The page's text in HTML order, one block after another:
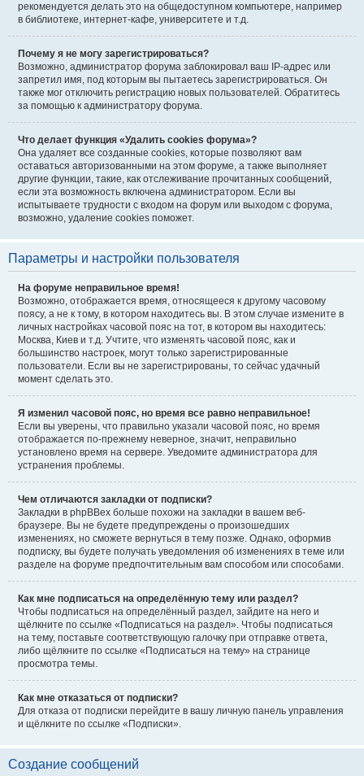
рекомендуется делать это на общедоступном компьютере, например
в библиотеке, интернет-кафе, университете и т.д.
Почему я не могу зарегистрироваться?
Возможно, администратор форума заблокировал ваш IP-адрес или
запретил имя, под которым вы пытаетесь зарегистрироваться. Он
также мог отключить регистрацию новых пользователей. Обратитесь
за помощью к администратору форума.
Что делает функция «Удалить cookies форума»?
Она удаляет все созданные cookies, которые позволяют вам
оставаться авторизованными на этом форуме, а также выполняет
другие функции, такие, как отслеживание прочитанных сообщений,
если эта возможность включена администратором. Если вы
испытываете трудности с входом на форум или выходом с форума,
возможно, удаление cookies поможет.
Параметры и настройки пользователя
На форуме неправильное время!
Возможно, отображается время, относящееся к другому часовому
поясу, а не к тому, в котором находитесь вы. В этом случае измените в
личных настройках часовой пояс на тот, в котором вы находитесь:
Москва, Киев и т.д. Учтите, что изменять часовой пояс, как и
большинство настроек, могут только зарегистрированные
пользователи. Если вы не зарегистрированы, то сейчас удачный
момент сделать это.
Я изменил часовой пояс, но время все равно неправильное!
Если вы уверены, что правильно указали часовой пояс, но время
отображается по-прежнему неверное, значит, неправильно
установлено время на сервере. Уведомите администратора для
устранения проблемы.
Чем отличаются закладки от подписки?
Закладки в phpBBex больше похожи на закладки в вашем веб-
браузере. Вы не будете предупреждены о произошедших
изменениях, но сможете вернуться в тему позже. Однако, оформив
подписку, вы будете получать уведомления об изменениях в теме или
разделе на форуме предпочтительным вам способом или способами.
Как мне подписаться на определённую тему или раздел?
Чтобы подписаться на определённый раздел, зайдите на него и
щёлкните по ссылке «Подписаться на раздел». Чтобы подписаться
на тему, поставьте соответствующую галочку при отправке ответа,
либо щёлкните по ссылке «Подписаться на тему» на странице
просмотра темы.
Как мне отказаться от подписки?
Для отказа от подписки перейдите в вашу личную панель управления
и щёлкните по ссылке «Подписки».
Создание сообщений